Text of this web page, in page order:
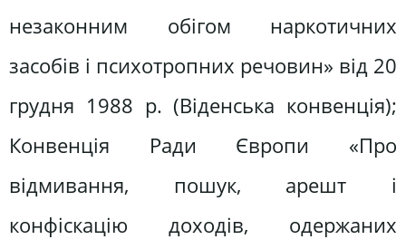
незаконним обігом наркотичних
засобів і психотропних речовин» від 20
грудня 1988 р. (Віденська конвенція);
Конвенція Ради Європи «Про
відмивання, пошук, арешт і
конфіскацію доходів, одержаних